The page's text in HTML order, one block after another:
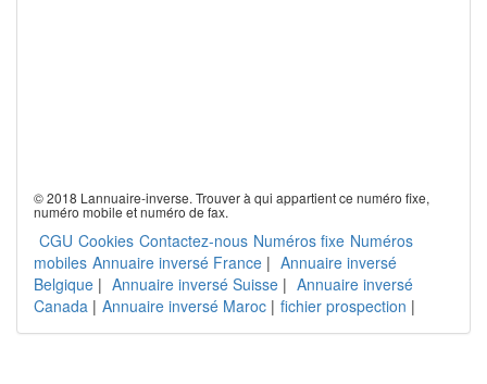
© 2018 Lannuaire-inverse. Trouver à qui appartient ce numéro fixe,
numéro mobile et numéro de fax.
CGU Cookies Contactez-nous Numéros fixe Numéros
mobiles Annuaire inversé France | Annuaire inversé
Belgique | Annuaire inversé Suisse | Annuaire inversé
Canada | Annuaire inversé Maroc | fichier prospection |